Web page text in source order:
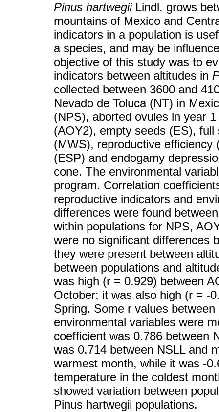
Pinus hartwegiiLindl. grows
mountains of Mexico and
indicators in a population is
a species, and may be
objective of this study was to
indicators between altitudes in
collected between 3600 and
Nevado de Toluca (NT) in
(NPS), aborted ovules in year
(AOY2), empty seeds (ES),
(MWS), reproductive efficiency
(ESP) and endogamy
cone. The environmental
program. Correlation
reproductive indicators and
differences were found
within populations for NPS,
were no significant differences
they were present between
between populations and
was high (r = 0.929) between
October; it was also high (r = -
Spring. Some r values
environmental variables were
coefficient was 0.786 between
was 0.714 between NSLL and
warmest month, while it was -
temperature in the coldest
showed variation between
Pinus hartwegii populations.